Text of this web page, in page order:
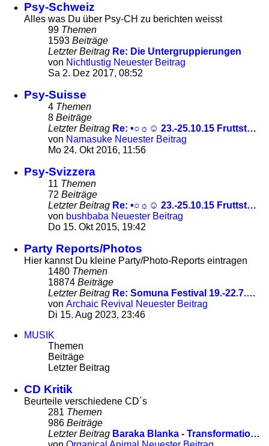
Psy-Schweiz
Alles was Du über Psy-CH zu berichten weisst
99 Themen
1593 Beiträge
Letzter Beitrag Re: Die Untergruppierungen
von Nichtlustig Neuester Beitrag
Sa 2. Dez 2017, 08:52
Psy-Suisse
4 Themen
8 Beiträge
Letzter Beitrag Re: •○☼☺ 23.-25.10.15 Fruttst…
von Namasuke Neuester Beitrag
Mo 24. Okt 2016, 11:56
Psy-Svizzera
11 Themen
72 Beiträge
Letzter Beitrag Re: •○☼☺ 23.-25.10.15 Fruttst…
von bushbaba Neuester Beitrag
Do 15. Okt 2015, 19:42
Party Reports/Photos
Hier kannst Du kleine Party/Photo-Reports eintragen
1480 Themen
18874 Beiträge
Letzter Beitrag Re: Somuna Festival 19.-22.7.…
von Archaic Revival Neuester Beitrag
Di 15. Aug 2023, 23:46
MUSIK
Themen
Beiträge
Letzter Beitrag
CD Kritik
Beurteile verschiedene CD´s
281 Themen
986 Beiträge
Letzter Beitrag Baraka Blanka - Transformatio…